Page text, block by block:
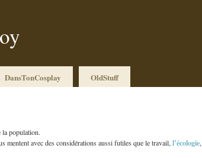
DansTonCosplay OldStuff
la population.
mentent avec des considérations aussi futiles que le travail,l’écologie,